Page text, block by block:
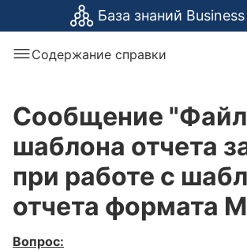
База знаний
Содержание справки
Сообщение "Файл
шаблона отчета
при работе с
отчета формата
Вопрос: